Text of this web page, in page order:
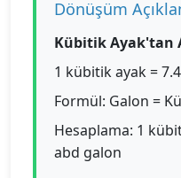
Dönüşüm
Kübitik Ayak'tan
1 kübitik ayak =
Formül: Galon =
Hesaplama: 1
abd galon